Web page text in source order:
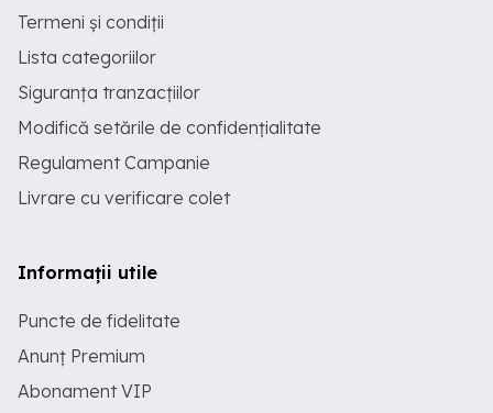
Termeni și condiții
Lista categoriilor
Siguranța tranzacțiilor
Modifică setările de confidențialitate
Regulament Campanie
Livrare cu verificare colet
Informații utile
Puncte de fidelitate
Anunț Premium
Abonament VIP